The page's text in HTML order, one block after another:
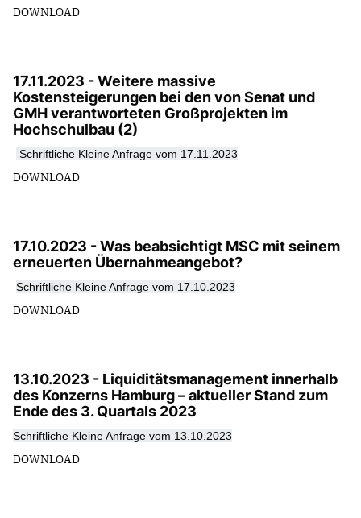
DOWNLOAD
17.11.2023 - Weitere massive
Kostensteigerungen bei den von Senat und
GMH verantworteten Großprojekten im
Hochschulbau (2)
Schriftliche Kleine Anfrage vom 17.11.2023
DOWNLOAD
17.10.2023 - Was beabsichtigt MSC mit seinem
erneuerten Übernahmeangebot?
Schriftliche Kleine Anfrage vom 17.10.2023
DOWNLOAD
13.10.2023 - Liquiditätsmanagement innerhalb
des Konzerns Hamburg – aktueller Stand zum
Ende des 3. Quartals 2023
Schriftliche Kleine Anfrage vom 13.10.2023
DOWNLOAD